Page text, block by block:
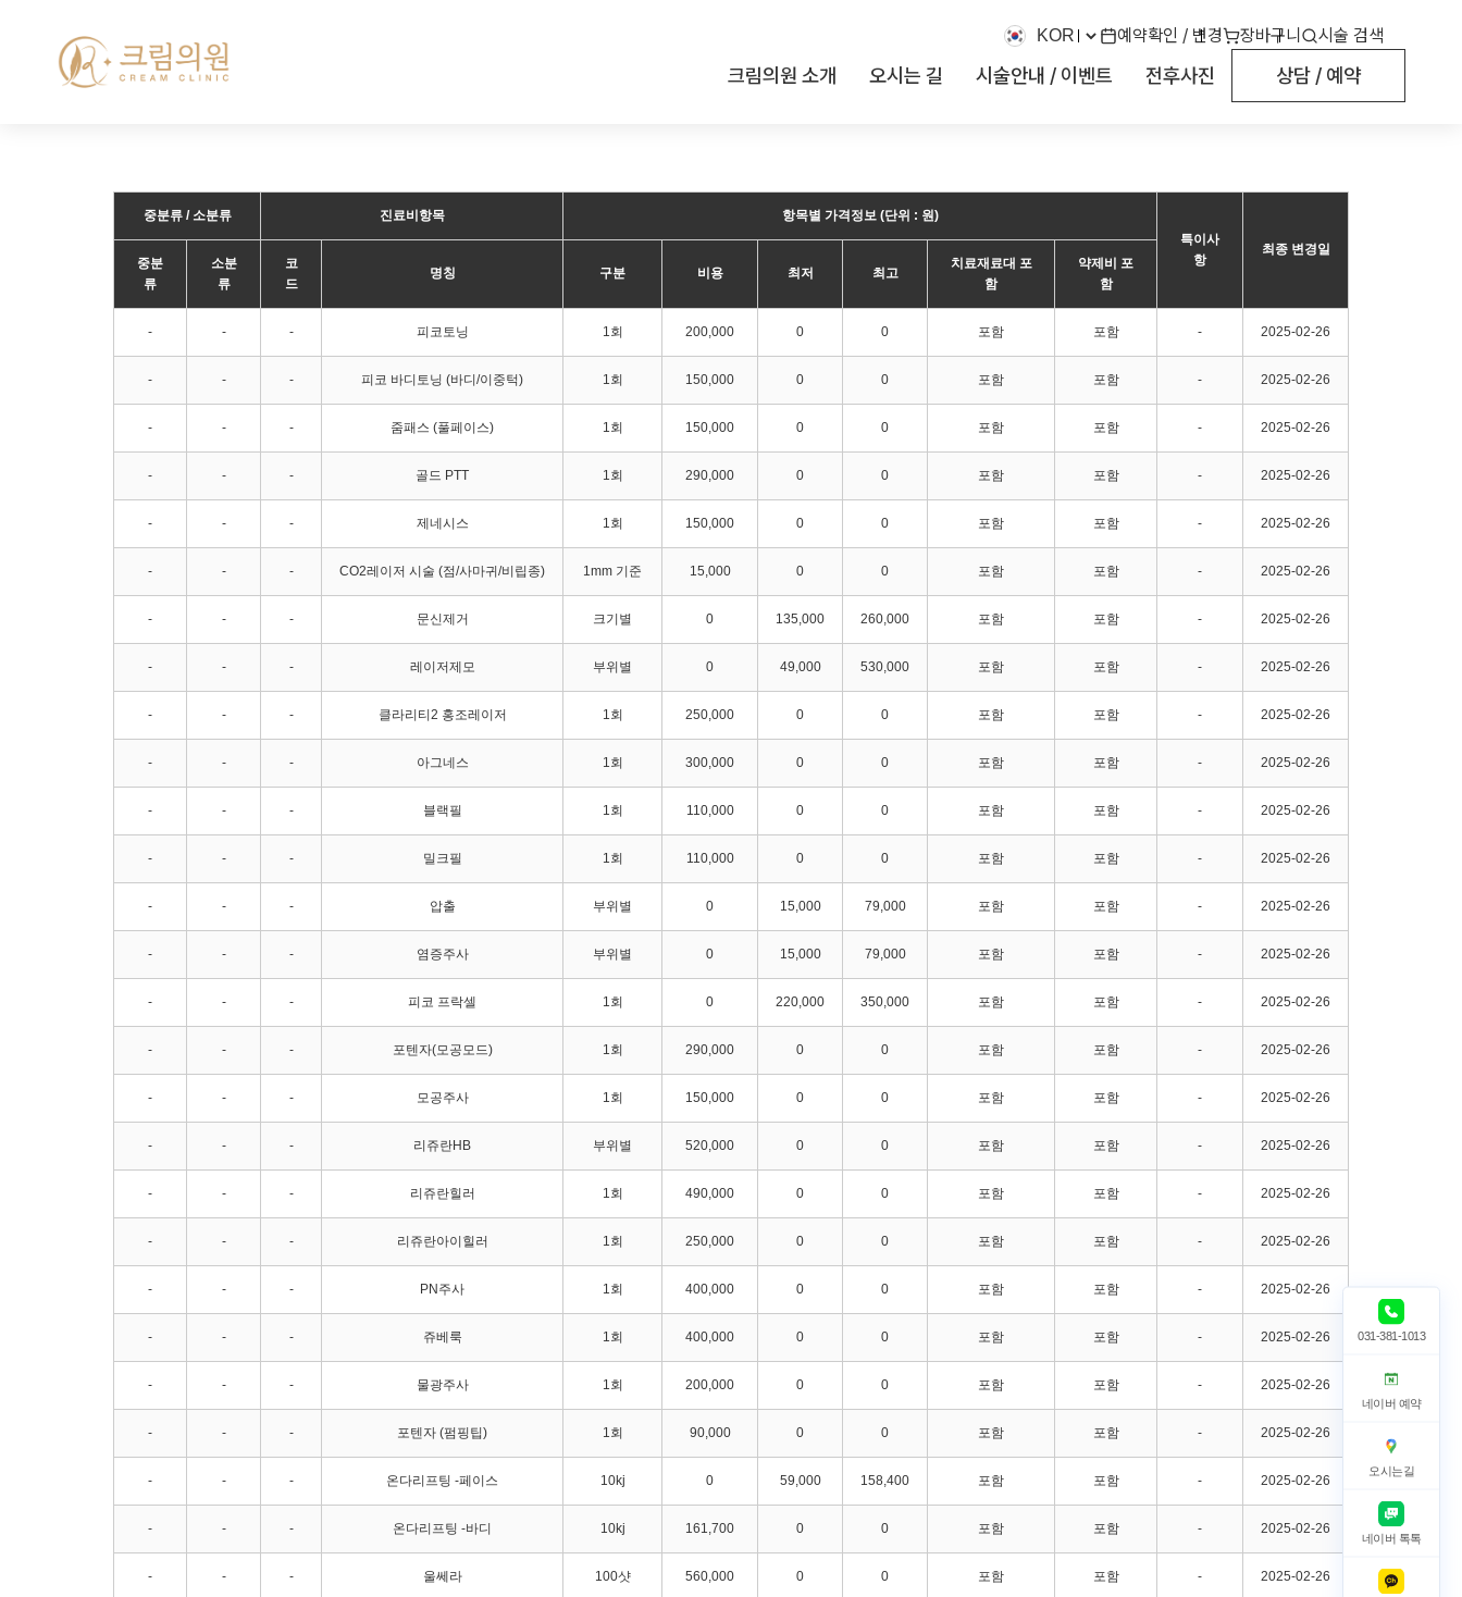
예약확인 / 변경 장바구니 시술 검색
크림의원 소개 오시는 길 시술안내 / 이벤트 전후사진 상담 / 예약
중분류/ 소분류 진료비항목
항목별 가격정보 (단위 : 원)
특이사
항
최종 변경일
중분
류
소분
류
코
드
명칭 구분 비용 최저 최고
치료재료대 포
함
약제비 포
함
- - - 피코토닝 1회 200,000 0 0 포함 포함 - 2025-02-26
- - - 피코 바디토닝 (바디/이중턱) 1회 150,000 0 0 포함 포함 - 2025-02-26
- - - 줌패스 (풀페이스) 1회 150,000 0 0 포함 포함 - 2025-02-26
- - - 골드 PTT 1회 290,000 0 0 포함 포함 - 2025-02-26
- - - 제네시스 1회 150,000 0 0 포함 포함 - 2025-02-26
- - - CO2레이저 시술 (점/사마귀/비립종) 1mm 기준 15,000 0 0 포함 포함 - 2025-02-26
- - - 문신제거 크기별 0 135,000 260,000 포함 포함 - 2025-02-26
- - - 레이저제모 부위별 0 49,000 530,000 포함 포함 - 2025-02-26
- - - 클라리티2 홍조레이저 1회 250,000 0 0 포함 포함 - 2025-02-26
- - - 아그네스 1회 300,000 0 0 포함 포함 - 2025-02-26
- - - 블랙필 1회 110,000 0 0 포함 포함 - 2025-02-26
- - - 밀크필 1회 110,000 0 0 포함 포함 - 2025-02-26
- - - 압출 부위별 0 15,000 79,000 포함 포함 - 2025-02-26
- - - 염증주사 부위별 0 15,000 79,000 포함 포함 - 2025-02-26
- - - 피코 프락셀 1회 0 220,000 350,000 포함 포함 - 2025-02-26
- - - 포텐자(모공모드) 1회 290,000 0 0 포함 포함 - 2025-02-26
- - - 모공주사 1회 150,000 0 0 포함 포함 - 2025-02-26
- - - 리쥬란HB 부위별 520,000 0 0 포함 포함 - 2025-02-26
- - - 리쥬란힐러 1회 490,000 0 0 포함 포함 - 2025-02-26
- - - 리쥬란아이힐러 1회 250,000 0 0 포함 포함 - 2025-02-26
- - - PN주사 1회 400,000 0 0 포함 포함 - 2025-02-26
- - - 쥬베룩 1회 400,000 0 0 포함 포함 - 2025-02-26
- - - 물광주사 1회 200,000 0 0 포함 포함 - 2025-02-26
- - - 포텐자 (펌핑팁) 1회 90,000 0 0 포함 포함 - 2025-02-26
- - - 온다리프팅 -페이스 10kj 0 59,000 158,400 포함 포함 - 2025-02-26
- - - 온다리프팅 -바디 10kj 161,700 0 0 포함 포함 - 2025-02-26
- - - 울쎄라 100샷 560,000 0 0 포함 포함 - 2025-02-26
031-381-1013
네이버 예약
오시는길
네이버 톡톡